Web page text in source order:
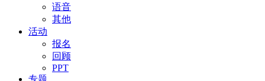
语音
其他
活动
报名
回顾
PPT
专题